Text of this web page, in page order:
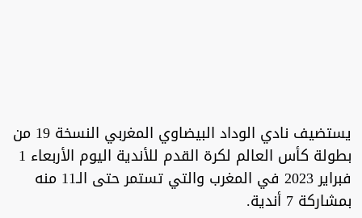
يستضيف نادي الوداد البيضاوي المغربي النسخة 19 من
بطولة كأس العالم لكرة القدم للأندية اليوم الأربعاء 1
فبراير 2023 في المغرب والتي تستمر حتى الـ11 منه
بمشاركة 7 أندية.